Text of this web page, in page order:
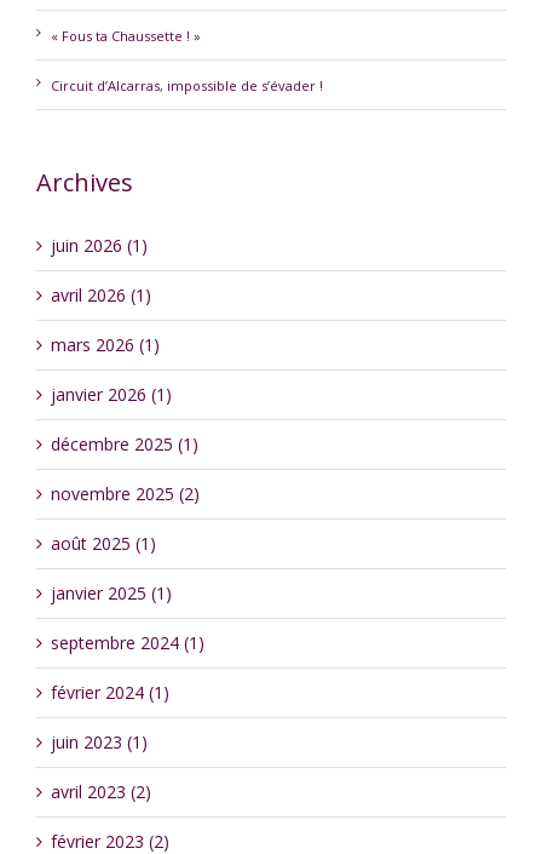
« Fous ta Chaussette ! »
Circuit d’Alcarras, impossible de s’évader !
Archives
juin 2026 (1)
avril 2026 (1)
mars 2026 (1)
janvier 2026 (1)
décembre 2025 (1)
novembre 2025 (2)
août 2025 (1)
janvier 2025 (1)
septembre 2024 (1)
février 2024 (1)
juin 2023 (1)
avril 2023 (2)
février 2023 (2)